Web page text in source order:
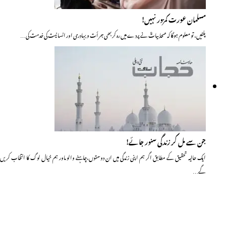
مسلمان عورت کمزور نہیں!
پلٹیں، تو معلوم ہوگا کہ صحابیاتؓ نے پردے میں رہ کر بھی جرأت و بہادری اور انسانیت کی خدمت کی…
جن سے مل کر زندگی سنور جائے!
ایک حالیہ تحقیق کے مطابق اگر ہم اپنی زندگی میں ان دوستوں،چاہنے والوںاور ہم خیال لوگ کا انتخاب کریں
گے…